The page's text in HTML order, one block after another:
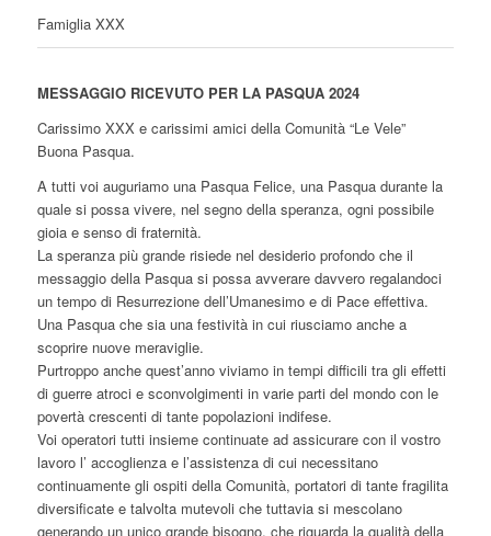
Famiglia XXX
MESSAGGIO RICEVUTO PER LA PASQUA 2024
Carissimo XXX e carissimi amici della Comunità “Le Vele”
Buona Pasqua.
A tutti voi auguriamo una Pasqua Felice, una Pasqua durante la
quale si possa vivere, nel segno della speranza, ogni possibile
gioia e senso di fraternità.
La speranza più grande risiede nel desiderio profondo che il
messaggio della Pasqua si possa avverare davvero regalandoci
un tempo di Resurrezione dell’Umanesimo e di Pace effettiva.
Una Pasqua che sia una festività in cui riusciamo anche a
scoprire nuove meraviglie.
Purtroppo anche quest’anno viviamo in tempi difficili tra gli effetti
di guerre atroci e sconvolgimenti in varie parti del mondo con le
povertà crescenti di tante popolazioni indifese.
Voi operatori tutti insieme continuate ad assicurare con il vostro
lavoro l’ accoglienza e l’assistenza di cui necessitano
continuamente gli ospiti della Comunità, portatori di tante fragilita
diversificate e talvolta mutevoli che tuttavia si mescolano
generando un unico grande bisogno, che riguarda la qualità della